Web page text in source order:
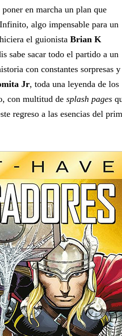
poner en marcha un plan que
algo impensable para un
el guionista Brian K
sabe sacar todo el partido a un
con constantes sorpresas y
Jr, toda una leyenda de los
con multitud de splash pages
regreso a las esencias del